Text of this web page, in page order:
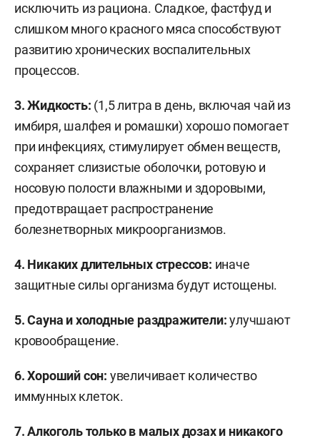
исключить из рациона. Сладкое, фастфуд и
слишком много красного мяса способствуют
развитию хронических воспалительных
процессов.
3. Жидкость: (1,5 литра в день, включая чай из
имбиря, шалфея и ромашки) хорошо помогает
при инфекциях, стимулирует обмен веществ,
сохраняет слизистые оболочки, ротовую и
носовую полости влажными и здоровыми,
предотвращает распространение
болезнетворных микроорганизмов.
4. Никаких длительных стрессов: иначе
защитные силы организма будут истощены.
5. Сауна и холодные раздражители:улучшают
кровообращение.
6. Хороший сон: увеличивает количество
иммунных клеток.
7. Алкоголь только в малых дозах и никакого